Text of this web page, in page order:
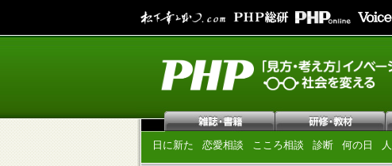
日に新た 恋愛相談 こころ相談 診断 何の日